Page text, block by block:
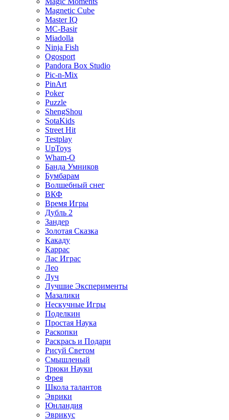
Magnetic Cube
Master IQ
MC-Basir
Miadolla
Ninja Fish
Ogosport
Pandora Box Studio
Pic-n-Mix
PinArt
Poker
Puzzle
ShengShou
SotaKids
Street Hit
Testplay
UpToys
Wham-O
Банда Умников
Бумбарам
Волшебный снег
ВКФ
Время Игры
Дубль 2
Зандер
Золотая Сказка
Какаду
Каррас
Лас Играс
Лео
Луч
Лучшие Эксперименты
Мазалики
Нескучные Игры
Поделкин
Простая Наука
Раскопки
Раскрась и Подари
Рисуй Светом
Смышленый
Трюки Науки
Фрея
Школа талантов
Эврики
Юнландия
Эврикус